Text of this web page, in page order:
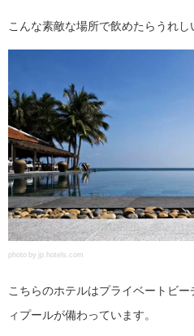
こんな素敵な場所で飲めたらうれし
photo by jp.hotels.com
こちらのホテルはプライベートビ
ィプールが備わっています。